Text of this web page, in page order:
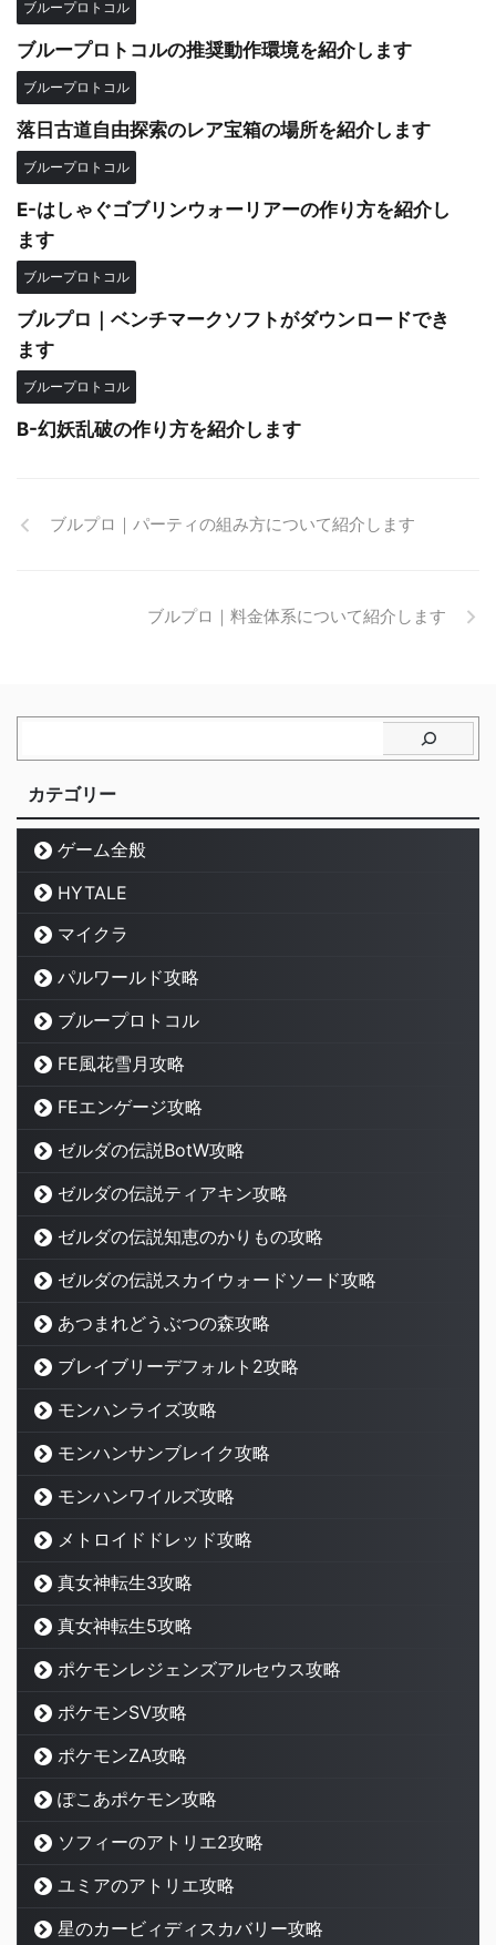
ブループロトコル
ブループロトコルの推奨動作環境を紹介します
ブループロトコル
落日古道自由探索のレア宝箱の場所を紹介します
ブループロトコル
E-はしゃぐゴブリンウォーリアーの作り方を紹介し
ます
ブループロトコル
ブルプロ｜ベンチマークソフトがダウンロードでき
ます
ブループロトコル
B-幻妖乱破の作り方を紹介します
ブルプロ｜パーティの組み方について紹介します
ブルプロ｜料金体系について紹介します
カテゴリー
ゲーム全般
HYTALE
マイクラ
パルワールド攻略
ブループロトコル
FE風花雪月攻略
FEエンゲージ攻略
ゼルダの伝説BotW攻略
ゼルダの伝説ティアキン攻略
ゼルダの伝説知恵のかりもの攻略
ゼルダの伝説スカイウォードソード攻略
あつまれどうぶつの森攻略
ブレイブリーデフォルト2攻略
モンハンライズ攻略
モンハンサンブレイク攻略
モンハンワイルズ攻略
メトロイドドレッド攻略
真女神転生3攻略
真女神転生5攻略
ポケモンレジェンズアルセウス攻略
ポケモンSV攻略
ポケモンZA攻略
ぽこあポケモン攻略
ソフィーのアトリエ2攻略
ユミアのアトリエ攻略
星のカービィディスカバリー攻略